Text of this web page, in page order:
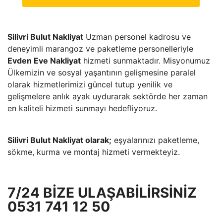
Silivri Bulut Nakliyat Uzman personel kadrosu ve
deneyimli marangoz ve paketleme personelleriyle
Evden Eve Nakliyat hizmeti sunmaktadır. Misyonumuz
Ülkemizin ve sosyal yaşantının gelişmesine paralel
olarak hizmetlerimizi güncel tutup yenilik ve
gelişmelere anlık ayak uydurarak sektörde her zaman
en kaliteli hizmeti sunmayı hedefliyoruz.
Silivri Bulut Nakliyat olarak; eşyalarınızı paketleme,
sökme, kurma ve montaj hizmeti vermekteyiz.
7/24 BİZE ULAŞABİLİRSİNİZ
0531 741 12 50